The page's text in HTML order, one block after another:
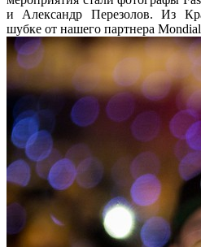
и Александр Перезолов. Из
шубке от нашего партнера